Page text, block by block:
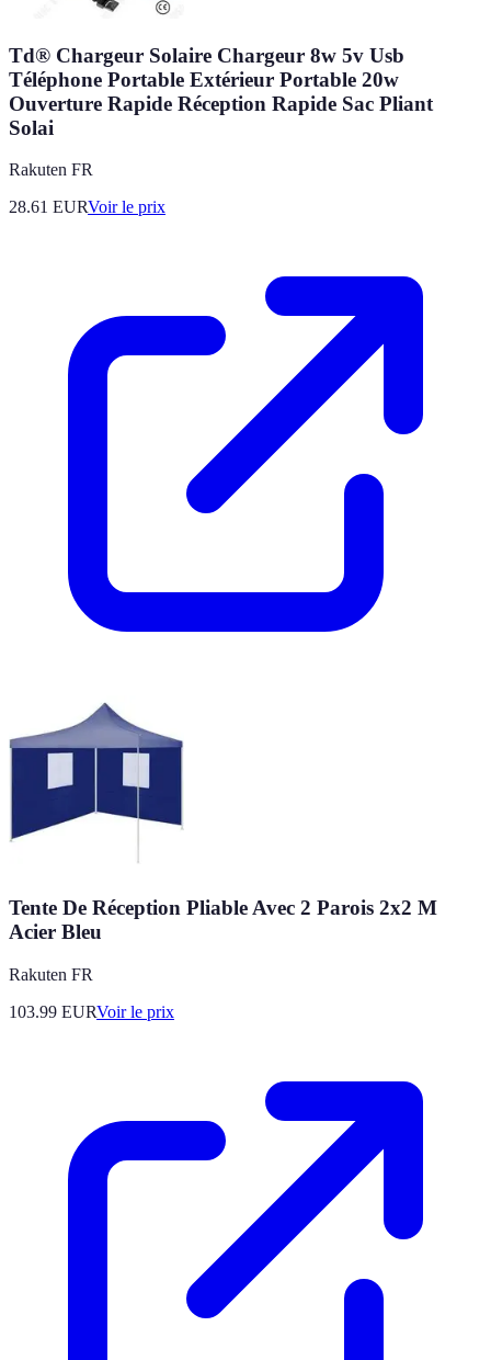
Td® Chargeur Solaire Chargeur 8w 5v Usb
Téléphone Portable Extérieur Portable 20w
Ouverture Rapide Réception Rapide Sac Pliant
Solai
Rakuten FR
28.61 EURVoir le prix
Tente De Réception Pliable Avec 2 Parois 2x2 M
Acier Bleu
Rakuten FR
103.99 EURVoir le prix